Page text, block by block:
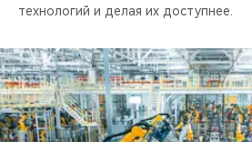
технологий и делая их доступнее.